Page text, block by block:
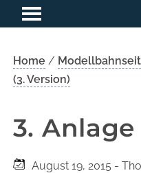
Home /
(3. Version)
3. Anlage
August 19, 2015 -